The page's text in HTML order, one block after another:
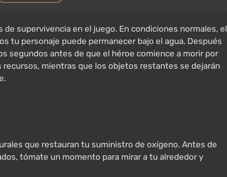
supervivencia en el juego. En condiciones normales, el
tu personaje puede permanecer bajo el agua. Después
segundos antes de que el héroe comience a morir por
mientras que los objetos restantes se dejarán
que restauran tu suministro de oxígeno. Antes de
tómate un momento para mirar a tu alrededor y